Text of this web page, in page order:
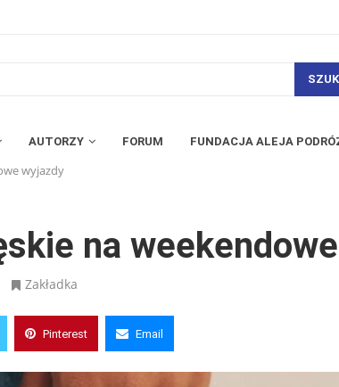
AUTORZY FORUM FUNDACJA ALEJA
wyjazdy
na
Zakładka
Pinterest Email